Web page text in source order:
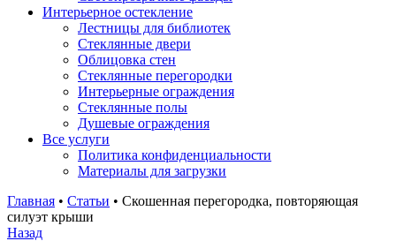
Интерьерное остекление
Лестницы для библиотек
Стеклянные двери
Облицовка стен
Стеклянные перегородки
Интерьерные ограждения
Стеклянные полы
Душевые ограждения
Все услуги
Политика конфиденциальности
Материалы для загрузки
Главная • Статьи • Скошенная перегородка, повторяющая
силуэт крыши
Назад